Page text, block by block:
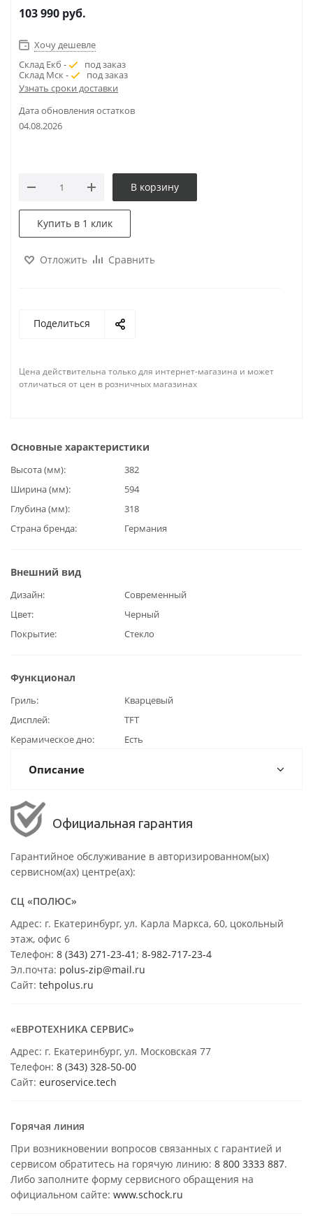
103 990 руб.
Хочу дешевле
Склад Екб -
под заказ
Склад Мск -
под заказ
Узнать сроки доставки
Дата обновления остатков
04.08.2026
В корзину
Купить в 1 клик
Отложить Сравнить
Поделиться
Цена действительна только для интернет-магазина и может
отличаться от цен в розничных магазинах
Основные характеристики
Высота (мм)
382
Ширина (мм)
594
Глубина (мм)
318
Страна бренда
Германия
Внешний вид
Дизайн
Современный
Цвет
Черный
Покрытие
Стекло
Функционал
Гриль
Кварцевый
Дисплей
TFT
Керамическое дно
Есть
Описание
Официальная гарантия
Гарантийное обслуживание в авторизированном(ых)
сервисном(ах) центре(ах):
СЦ «ПОЛЮС»
Адрес: г. Екатеринбург, ул. Карла Маркса, 60, цокольный
этаж, офис 6
Телефон: 8 (343) 271-23-41; 8-982-717-23-4
Эл.почта: polus-zip@mail.ru
Сайт: tehpolus.ru
«ЕВРОТЕХНИКА СЕРВИС»
Адрес: г. Екатеринбург, ул. Московская 77
Телефон: 8 (343) 328-50-00
Сайт: euroservice.tech
Горячая линия
При возникновении вопросов связанных с гарантией и
сервисом обратитесь на горячую линию: 8 800 3333 887.
Либо заполните форму сервисного обращения на
официальном сайте: www.schock.ru